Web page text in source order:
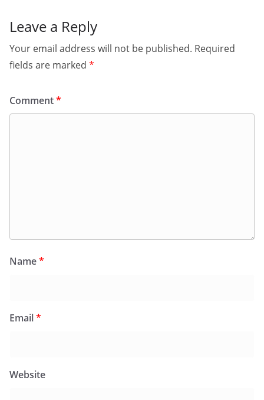
Leave a Reply
Your email address will not be published. Required
fields are marked *
Comment*
Name*
Email*
Website